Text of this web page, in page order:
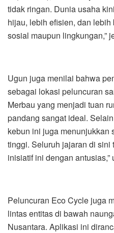
tidak ringan. Dunia usaha
hijau, lebih efisien, dan
sosial maupun lingkungan,”
Ugun juga menilai bahwa
sebagai lokasi peluncuran
Merbau yang menjadi tuan
pandang sangat ideal.
kebun ini juga menunjukkan
tinggi. Seluruh jajaran di
inisiatif ini dengan antusias,”
Peluncuran Eco Cycle juga
lintas entitas di bawah
Nusantara. Aplikasi ini